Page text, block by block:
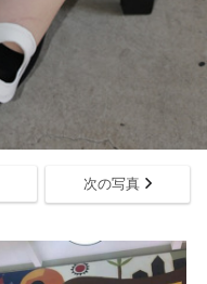
次の写真